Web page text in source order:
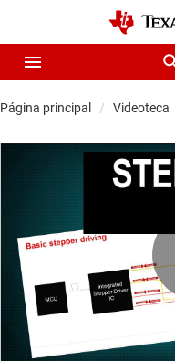
Página principal Videoteca